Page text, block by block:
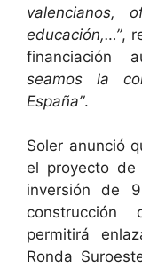
valencianos,
educación,…”,
financiación
seamos la
España”.
Soler anunció
el proyecto de
inversión de
permitirá
Ronda